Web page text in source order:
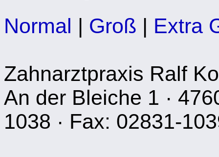
Normal | Groß | Extra
Zahnarztpraxis Ralf
An der Bleiche 1 ·
1038 · Fax: 02831-